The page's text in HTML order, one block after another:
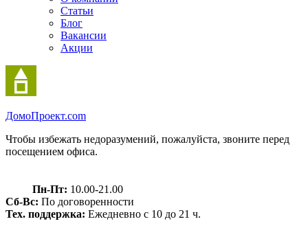
Статьи
Блог
Вакансии
Акции
ДомоПроект.com
Чтобы избежать недоразумений, пожалуйста, звоните перед
посещением офиса.
Пн-Пт: 10.00-21.00
Сб-Вс: По договоренности
Тех. поддержка: Ежедневно с 10 до 21 ч.